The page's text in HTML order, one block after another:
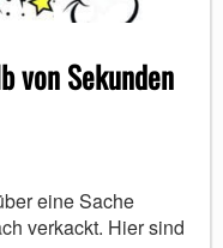
von Sekunden
eine Sache
verkackt. Hier sind